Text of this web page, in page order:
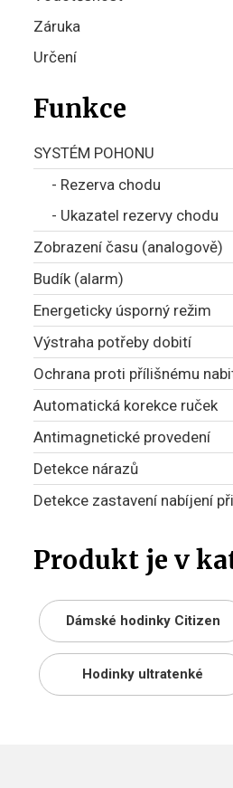
Záruka
Určení
Funkce
SYSTÉM POHONU
- Rezerva chodu
- Ukazatel rezervy chodu
Zobrazení času (analogově)
Budík (alarm)
Energeticky úsporný režim
Výstraha potřeby dobití
Ochrana proti přílišnému
Automatická korekce ruček
Antimagnetické provedení
Detekce nárazů
Detekce zastavení nabíjení
Produkt je v
Dámské hodinky Citizen
Hodinky ultratenké